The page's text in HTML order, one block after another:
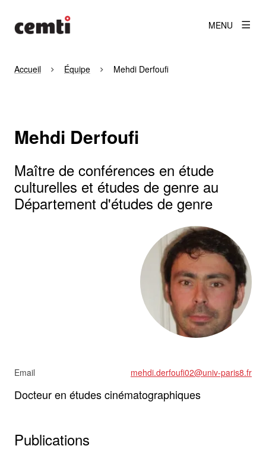
MENU
Accueil Équipe Mehdi Derfoufi
Mehdi Derfoufi
Maître de conférences en étude
culturelles et études de genre au
Département d'études de genre
Agrandir
Email mehdi.derfoufi02@univ-paris8.fr
Docteur en études cinématographiques
Publications